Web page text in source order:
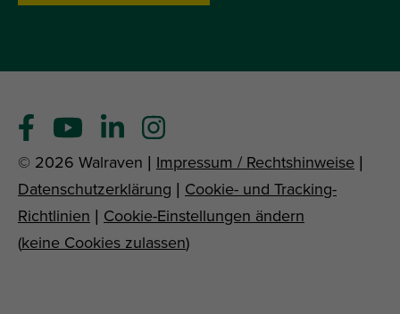
© 2026 Walraven | Impressum / Rechtshinweise |
Datenschutzerklärung | Cookie- und Tracking-
Richtlinien | Cookie-Einstellungen ändern
(keine Cookies zulassen)